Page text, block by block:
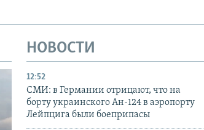
НОВОСТИ
12:52
СМИ: в Германии отрицают, что на
борту украинского Ан-124 в аэропорту
Лейпцига были боеприпасы